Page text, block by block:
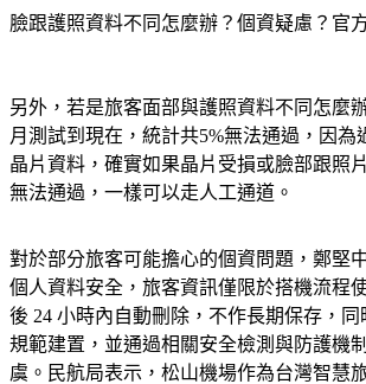
臉跟護照資料不同怎麼辦？個資疑慮？官
另外，若是旅客面部與護照資料不同怎麼
月測試到現在，統計共5%無法通過，因為
晶片資料，確實如果晶片受損或臉部跟照
無法通過，一樣可以走人工通道。
對於部分旅客可能擔心的個資問題，鄭堅
個人資料安全，旅客資訊僅限於搭機流程
後 24 小時內自動刪除，不作長期保存，
規範建置，並通過相關安全檢測與防護機
虞。民航局表示，松山機場作為台灣智慧